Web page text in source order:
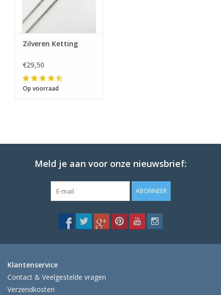
Zilveren Ketting
€29,50
Op voorraad
Meld je aan voor onze nieuwsbrief:
ABONNEER
Klantenservice
Contact & Veelgestelde vragen
Verzendkosten